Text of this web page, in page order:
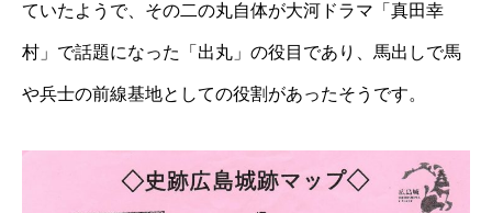
ていたようで、その二の丸自体が大河ドラマ「真田幸
村」で話題になった「出丸」の役目であり、馬出しで馬
や兵士の前線基地としての役割があったそうです。